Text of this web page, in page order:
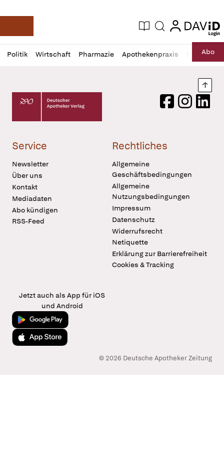
Deutsche Apotheker Zeitung
Aktuelle Ausgabe
Suche login
login
Politik Wirtschaft Pharmazie Apothekenpraxis RechtAbo
Profil
öffnen
Daz
Pur
Deutscher Apotheker Verlag Logo
FacebookInstagram
Service
Newsletter
Über uns
Kontakt
Mediadaten
Abo kündigen
RSS-Feed
Rechtliches
Allgemeine
Geschäftsbedingungen
Allgemeine
Nutzungsbedingungen
Impressum
Datenschutz
Widerrufsrecht
Netiquette
Erklärung zur Barrierefreiheit
Cookies & Tracking
Jetzt auch als App für iOS
und Android
Jetzt bei Google Play
Laden im App Store
© 2026 Deutsche Apotheker Zeitung